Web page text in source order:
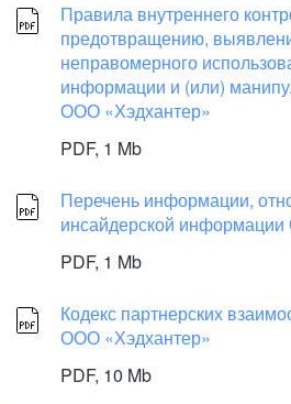
Правила внутреннего
предотвращению,
неправомерного
информации и (или)
ООО «Хэдхантер»
PDF, 1 Mb
Перечень информации,
инсайдерской
PDF, 1 Mb
Кодекс партнерских
ООО «Хэдхантер»
PDF, 10 Mb